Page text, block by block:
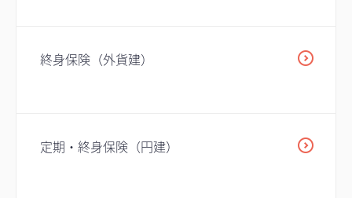
終身保険（外貨建）
定期・終身保険（円建）